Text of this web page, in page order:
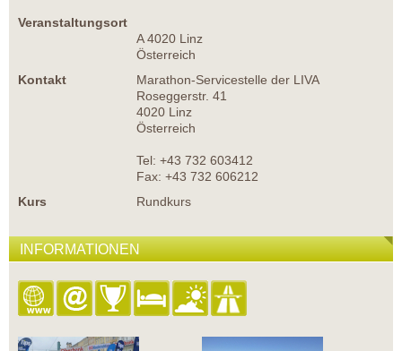
Veranstaltungsort
A 4020 Linz
Österreich
Kontakt
Marathon-Servicestelle der LIVA
Roseggerstr. 41
4020 Linz
Österreich
Tel: +43 732 603412
Fax: +43 732 606212
Kurs
Rundkurs
INFORMATIONEN